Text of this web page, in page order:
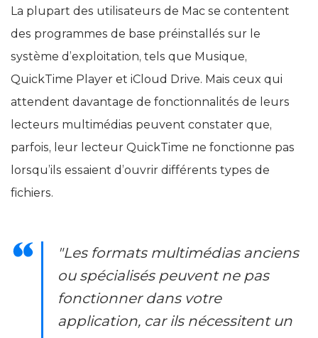
La plupart des utilisateurs de Mac se contentent
des programmes de base préinstallés sur le
système d’exploitation, tels que Musique,
QuickTime Player et iCloud Drive. Mais ceux qui
attendent davantage de fonctionnalités de leurs
lecteurs multimédias peuvent constater que,
parfois, leur lecteur QuickTime ne fonctionne pas
lorsqu’ils essaient d’ouvrir différents types de
fichiers.
"Les formats multimédias anciens
ou spécialisés peuvent ne pas
fonctionner dans votre
application, car ils nécessitent un